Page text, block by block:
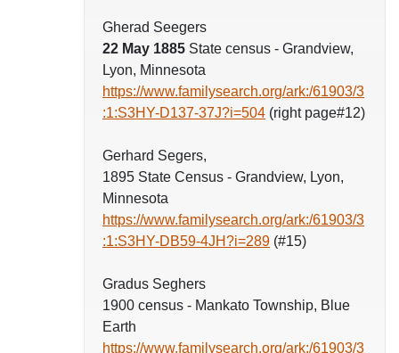
Gherad Seegers
22 May 1885 State census - Grandview,
Lyon, Minnesota
https://www.familysearch.org/ark:/61903/3
:1:S3HY-D137-37J?i=504 (right page#12)
Gerhard Segers,
1895 State Census - Grandview, Lyon,
Minnesota
https://www.familysearch.org/ark:/61903/3
:1:S3HY-DB59-4JH?i=289 (#15)
Gradus Seghers
1900 census - Mankato Township, Blue
Earth
https://www.familysearch.org/ark:/61903/3